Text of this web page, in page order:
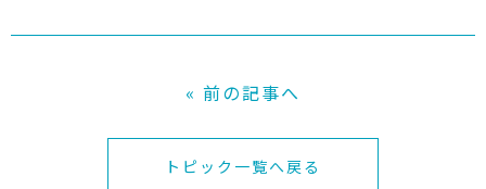
« 前の記事へ
トピック一覧へ戻る